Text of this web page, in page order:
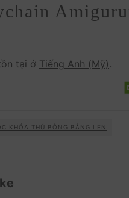
tại ở Tiếng Anh (Mỹ) .
KHÓA THÚ BÔNG BẰNG LEN